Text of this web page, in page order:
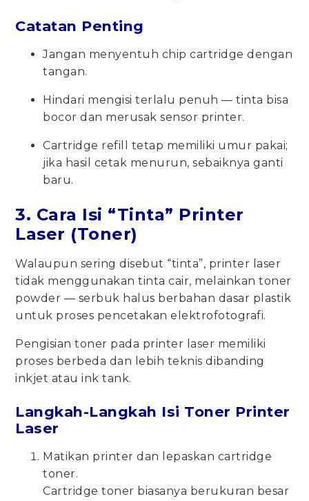
Catatan Penting
Jangan menyentuh chip cartridge dengan
tangan.
Hindari mengisi terlalu penuh — tinta bisa
bocor dan merusak sensor printer.
Cartridge refill tetap memiliki umur pakai;
jika hasil cetak menurun, sebaiknya ganti
baru.
3. Cara Isi “Tinta” Printer
Laser (Toner)
Walaupun sering disebut “tinta”, printer laser
tidak menggunakan tinta cair, melainkan toner
powder — serbuk halus berbahan dasar plastik
untuk proses pencetakan elektrofotografi.
Pengisian toner pada printer laser memiliki
proses berbeda dan lebih teknis dibanding
inkjet atau ink tank.
Langkah-Langkah Isi Toner Printer
Laser
Matikan printer dan lepaskan cartridge
toner.
Cartridge toner biasanya berukuran besar